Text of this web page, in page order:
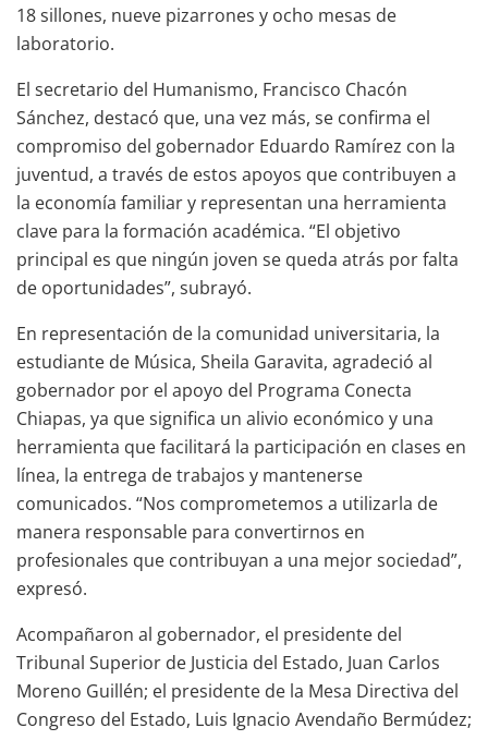
18 sillones, nueve pizarrones y ocho mesas de
laboratorio.
El secretario del Humanismo, Francisco Chacón
Sánchez, destacó que, una vez más, se confirma el
compromiso del gobernador Eduardo Ramírez con la
juventud, a través de estos apoyos que contribuyen a
la economía familiar y representan una herramienta
clave para la formación académica. “El objetivo
principal es que ningún joven se queda atrás por falta
de oportunidades”, subrayó.
En representación de la comunidad universitaria, la
estudiante de Música, Sheila Garavita, agradeció al
gobernador por el apoyo del Programa Conecta
Chiapas, ya que significa un alivio económico y una
herramienta que facilitará la participación en clases en
línea, la entrega de trabajos y mantenerse
comunicados. “Nos comprometemos a utilizarla de
manera responsable para convertirnos en
profesionales que contribuyan a una mejor sociedad”,
expresó.
Acompañaron al gobernador, el presidente del
Tribunal Superior de Justicia del Estado, Juan Carlos
Moreno Guillén; el presidente de la Mesa Directiva del
Congreso del Estado, Luis Ignacio Avendaño Bermúdez;